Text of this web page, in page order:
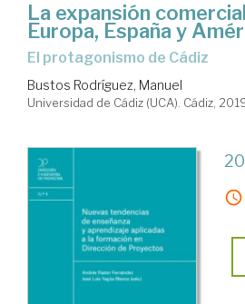
La expansión
Europa, España y
el protagonismo de Cádiz
Bustos Rodríguez, Manuel
Universidad de Cádiz (UCA). Cádiz,